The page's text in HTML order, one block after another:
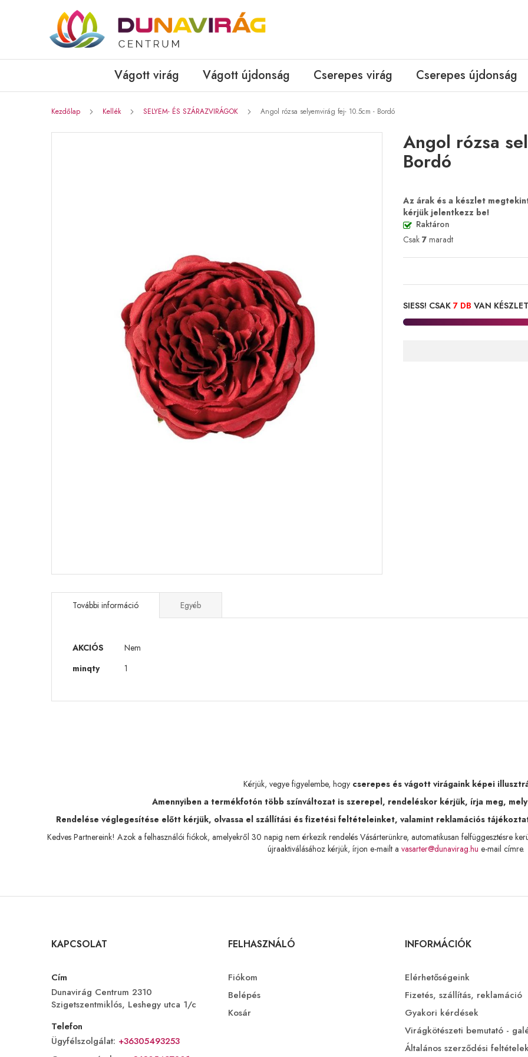
Vágott virág Vágott újdonság Cserepes virág Cserepes újdonság
Kezdőlap Kellék SELYEM- ÉS SZÁRAZVIRÁGOK Angol rózsa selyemvirág fej- 10.5cm - Bordó
Angol rózsa
Bordó
Az árak és a készlet
kérjük jelentkezz be!
Raktáron
Csak 7maradt
SIESS! CSAK 7 DB VAN
a
képgalériaTovábbi információ
További
AKCIÓS
Nem
minqty
1
Egyéb
Kérjük, vegye figyelembe, hogy cserepes és vágott virágaink képei
Amennyiben a termékfotón több színváltozat is szerepel, rendeléskor kérjük, írja meg,
Rendelése véglegesítése előtt kérjük, olvassa el szállítási és fizetési feltételeinket, valamint reklamációs
Kedves Partnereink! Azok a felhasználói fiókok, amelyekről 30 napig nem érkezik rendelés Vásárterünkre, automatikusan felfüggesztésre
újraaktiválásához kérjük, írjon e-mailt a vasarter@dunavirag.hu e-mail címre.
KAPCSOLAT
Cím
Dunavirág Centrum 2310
Szigetszentmiklós, Leshegy utca 1/c
Telefon
Ügyfélszolgálat: +36305493253
FELHASZNÁLÓ
Fiókom
Belépés
Kosár
INFORMÁCIÓK
Elérhetőségeink
Fizetés, szállítás, reklamáció
Gyakori kérdések
Virágkötészeti bemutató -
Általános szerződési